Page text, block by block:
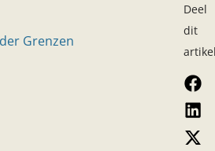
Grenzen
Deel
dit